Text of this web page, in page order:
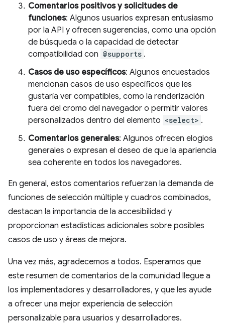
Comentarios positivos y solicitudes de
funciones: Algunos usuarios expresan entusiasmo
por la API y ofrecen sugerencias, como una opción
de búsqueda o la capacidad de detectar
compatibilidad con @supports .
Casos de uso específicos: Algunos encuestados
mencionan casos de uso específicos que les
gustaría ver compatibles, como la renderización
fuera del cromo del navegador o permitir valores
personalizados dentro del elemento <select> .
Comentarios generales: Algunos ofrecen elogios
generales o expresan el deseo de que la apariencia
sea coherente en todos los navegadores.
En general, estos comentarios refuerzan la demanda de
funciones de selección múltiple y cuadros combinados,
destacan la importancia de la accesibilidad y
proporcionan estadísticas adicionales sobre posibles
casos de uso y áreas de mejora.
Una vez más, agradecemos a todos. Esperamos que
este resumen de comentarios de la comunidad llegue a
los implementadores y desarrolladores, y que les ayude
a ofrecer una mejor experiencia de selección
personalizable para usuarios y desarrolladores.